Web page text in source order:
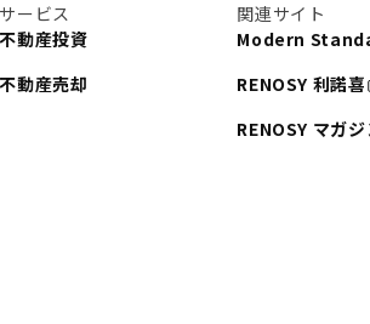
サービス
不動産投資
不動産売却
関連サイト
Modern
RENOSY 利諾喜
RENOSY マガジ